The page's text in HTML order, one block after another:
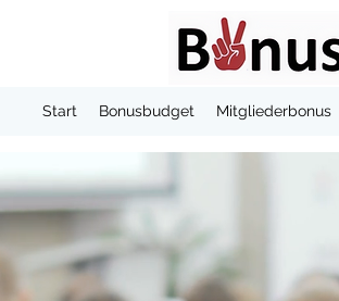
Start Bonusbudget Mitgliederbonus